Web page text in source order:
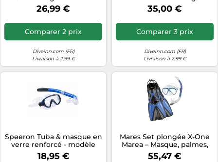
26,99 €
Comparer 2 prix
Diveinn.com (FR)
Livraison à 2,99 €
Clair
35,00 €
Comparer 3 prix
Diveinn.com (FR)
Livraison à 2,99 €
Speeron Tuba & masque en
verre renforcé - modèle
enfant
18,95 €
Mares Set plongée X-One
Marea – Masque, palmes,
tuba – Bleu EU 35-38
55,47 €